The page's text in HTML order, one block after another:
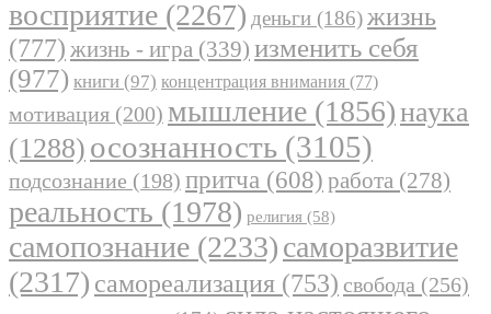
восприятие (2267) деньги (186)жизнь
(777) жизнь - игра (339) изменить себя
(977) книги (97) концентрация внимания (77)
мотивация (200) мышление (1856)наука
(1288) осознанность (3105)
подсознание (198) притча (608) работа (278)
реальность (1978) религия (58)
самопознание (2233)саморазвитие
(2317) самореализация (753) свобода (256)